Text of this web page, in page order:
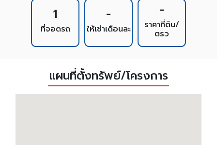
1
ที่จอดรถ
-
ให้เช่าเดือนละ
-
ราคาที่ดิน/
ตรว
แผนที่ตั้งทรัพย์/โครงการ